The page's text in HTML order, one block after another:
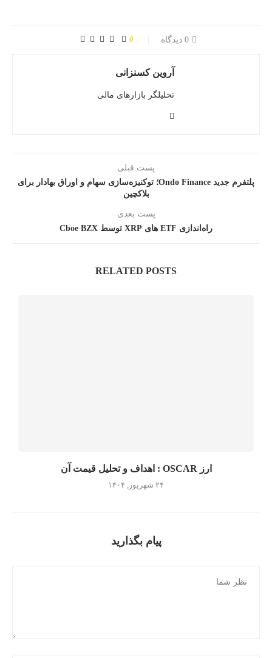
0 دیدگاه 0
آروین کسنزانی
تحلیلگر بازارهای مالی
پست قبلی
پلتفرم جدید Ondo Finance؛ توکنیزه‌سازی سهام و اوراق بهادار برای
بلاکچین
پست بعدی
راه‌اندازی ETF های XRP توسط Cboe BZX
RELATED POSTS
ارز OSCAR : اهداف و تحلیل قیمت آن
۲۴ شهریور, ۱۴۰۴
پیام بگذارید